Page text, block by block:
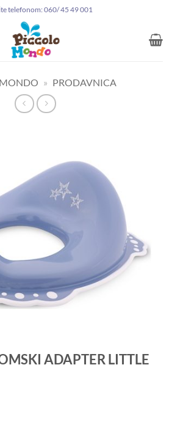
telefonom: 060/ 45 49 001
» PRODAVNICA
ADAPTER LITTLE